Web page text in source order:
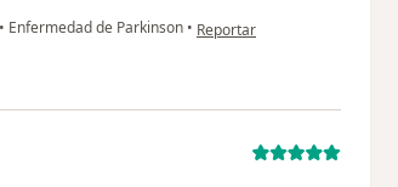
• Enfermedad de Parkinson • en opinión del usuario paciente
Reportar